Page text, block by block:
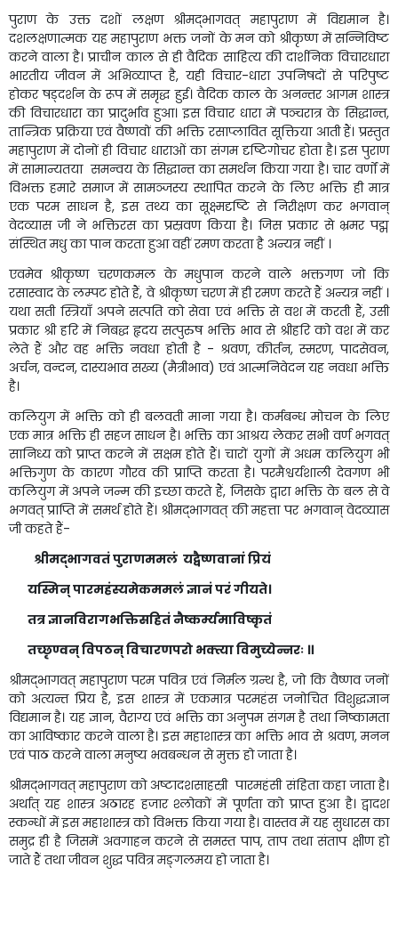
पुराण के उक्त दशों लक्षण श्रीमद्भागवत् महापुराण में विद्यमान है।
दशलक्षणात्मक यह महापुराण भक्त जनों के मन को श्रीकृष्ण में सन्निविष्ट
करने वाला है। प्राचीन काल से ही वैदिक साहित्य की दार्शनिक विचारधारा
भारतीय जीवन में अभिव्याप्त है, यही विचार-धारा उपनिषदों से परिपुष्ट
होकर षड्दर्शन के रूप में समृद्ध हुई। वैदिक काल के अनन्तर आगम शास्त्र
की विचारधारा का प्रादुर्भाव हुआ। इस विचार धारा में पञ्चरात्र के सिद्धान्त,
तान्त्रिक प्रक्रिया एवं वैष्णवों की भक्ति रसाप्लावित सूक्तिया आती हैं। प्रस्तुत
महापुराण में दोनों ही विचार धाराओं का संगम दृष्टिगोचर होता है। इस पुराण
में सामान्यतया समन्वय के सिद्धान्त का समर्थन किया गया है। चार वर्णों में
विभक्त हमारे समाज में सामञ्जस्य स्थापित करने के लिए भक्ति ही मात्र
एक परम साधन है, इस तथ्य का सूक्ष्मदृष्टि से निरीक्षण कर भगवान्
वेदव्यास जी ने भक्तिरस का प्रस्रवण किया है। जिस प्रकार से भ्रमर पद्म
संस्थित मधु का पान करता हुआ वहीं रमण करता है अन्यत्र नहीं ।
एवमेव श्रीकृष्ण चरणकमल के मधुपान करने वाले भक्तगण जो कि
रसास्वाद के लम्पट होते हैं, वे श्रीकृष्ण चरण में ही रमण करते हैं अन्यत्र नहीं ।
यथा सती स्त्रियाँ अपने सत्पति को सेवा एवं भक्ति से वश में करती हैं, उसी
प्रकार श्री हरि में निबद्ध हृदय सत्पुरुष भक्ति भाव से श्रीहरि को वश में कर
लेते हैं और वह भक्ति नवधा होती है - श्रवण, कीर्तन, स्मरण, पादसेवन,
अर्चन, वन्दन, दास्यभाव सख्य (मैत्रीभाव) एवं आत्मनिवेदन यह नवधा भक्ति
है।
कलियुग में भक्ति को ही बलवती माना गया है। कर्मबन्ध मोचन के लिए
एक मात्र भक्ति ही सहज साधन है। भक्ति का आश्रय लेकर सभी वर्ण भगवत्
सानिध्य को प्राप्त करने में सक्षम होते हैं। चारों युगों में अधम कलियुग भी
भक्तिगुण के कारण गौरव की प्राप्ति करता है। परमैश्वर्यशाली देवगण भी
कलियुग में अपने जन्म की इच्छा करते हैं, जिसके द्वारा भक्ति के बल से वे
भगवत् प्राप्ति में समर्थ होते हैं। श्रीम‌द्भागवत् की महत्ता पर भगवान् वेदव्यास
जी कहते हैं-
श्रीमद्भागवतं पुराणममलं यद्वैष्णवानां प्रियं
यस्मिन् पारमहंस्यमेकममलं ज्ञानं परं गीयते।
तत्र ज्ञानविरागभक्तिसहितं नैष्कर्म्यमाविष्कृतं
तच्छृण्वन् विपठन् विचारणपरो भक्त्या विमुच्येन्नरः ॥
श्रीमद्भागवत् महापुराण परम पवित्र एवं निर्मल ग्रन्थ है, जो कि वैष्णव जनों
को अत्यन्त प्रिय है, इस शास्त्र में एकमात्र परमहंस जनोचित विशुद्धज्ञान
विद्यमान है। यह ज्ञान, वैराग्य एवं भक्ति का अनुपम संगम है तथा निष्कामता
का आविष्कार करने वाला है। इस महाशास्त्र का भक्ति भाव से श्रवण, मनन
एवं पाठ करने वाला मनुष्य भवबन्धन से मुक्त हो जाता है।
श्रीम‌द्भागवत् महापुराण को अष्टादशसाहस्री पारमहंसी संहिता कहा जाता है।
अर्थात् यह शास्त्र अठारह हजार श्लोकों में पूर्णता को प्राप्त हुआ है। द्वादश
स्कन्धों में इस महाशास्त्र को विभक्त किया गया है। वास्तव में यह सुधारस का
समुद्र ही है जिसमें अवगाहन करने से समस्त पाप, ताप तथा संताप क्षीण हो
जाते हैं तथा जीवन शुद्ध पवित्र मङ्गलमय हो जाता है।